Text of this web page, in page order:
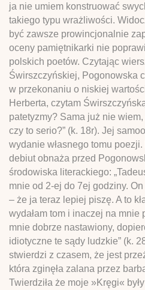
ja nie umiem konstruować
takiego typu wrażliwości.
być zawsze prowincjonalnie
oceny pamiętnikarki nie
polskich poetów. Czytając
Świrszczyńskiej, Pogonowska
w przekonaniu o niskiej
Herberta, czytam
patetyzmy? Sama już nie
czy to serio?” (k. 18r). Jej
wydanie własnego tomu
debiut obnaża przed
środowiska literackiego:
mnie od 2-ej do 7ej godziny.
– że ja teraz lepiej piszę. A to
wydałam tom i inaczej na mnie
mnie dobrze nastawiony,
idiotyczne te sądy ludzkie” (k.
stwierdzi z czasem, że jest
która zginęła zalana przez
Twierdziła że moje »Kręgi«